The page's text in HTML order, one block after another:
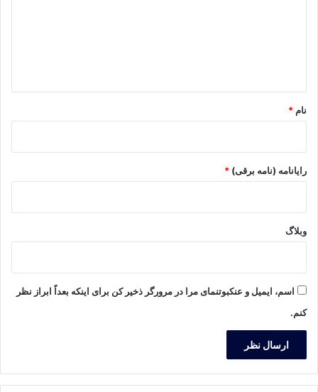
نام *
رایانامه (نامه برقی) *
وبلاگ
اسم، ایمیل و عنکبوتنمای مرا در مرورگر ذخیر کن برای اینکه بعداً ابراز نظر
کنم.